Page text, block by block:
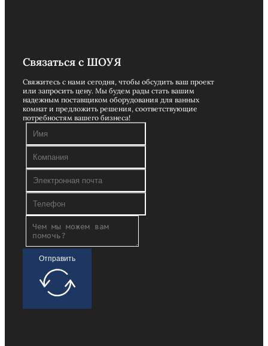
Связаться с ШОУЯ
Свяжитесь с нами сегодня, чтобы обсудить ваш проект
или запросить цену. Мы будем рады стать вашим
надежным поставщиком оборудования для ванных
комнат и предложить решения, соответствующие
потребностям вашего бизнеса!
Отправить